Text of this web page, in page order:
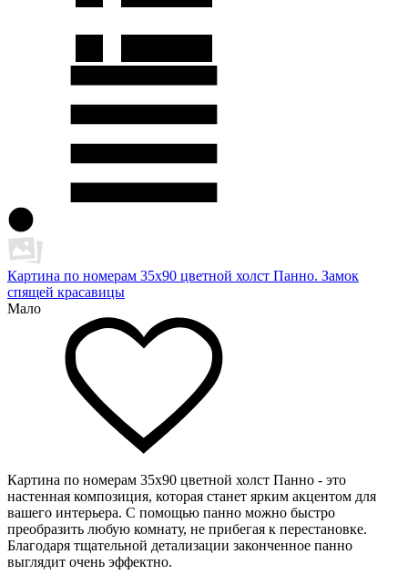
Картина по номерам 35х90 цветной холст Панно. Замок
спящей красавицы
Мало
Картина по номерам 35х90 цветной холст Панно - это
настенная композиция, которая станет ярким акцентом для
вашего интерьера. С помощью панно можно быстро
преобразить любую комнату, не прибегая к перестановке.
Благодаря тщательной детализации законченное панно
выглядит очень эффектно.